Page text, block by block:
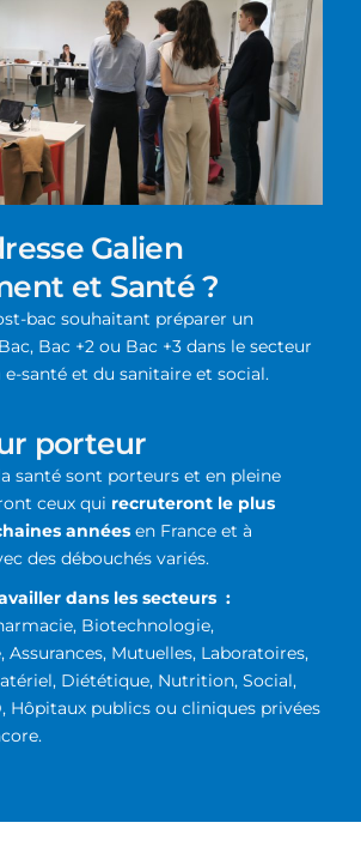
Galien
et Santé ?
bac souhaitant préparer un
Bac +2 ou Bac +3 dans le secteur
e-santé et du sanitaire et social.
porteur
santé sont porteurs et en pleine
ceux qui recruteront le plus
années en France et à
des débouchés variés.
dans les secteurs :
Biotechnologie,
Assurances, Mutuelles, Laboratoires,
Diététique, Nutrition, Social,
Hôpitaux publics ou cliniques privées